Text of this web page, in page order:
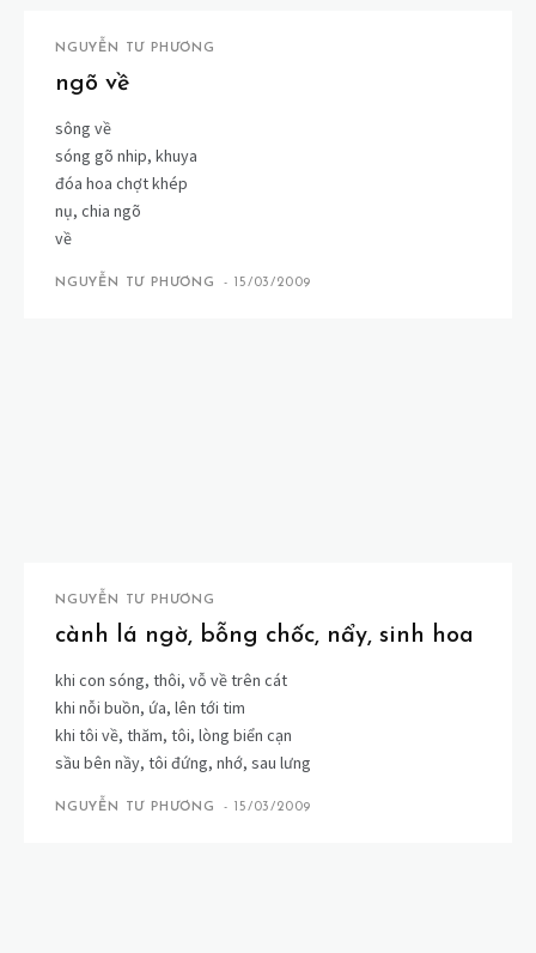
NGUYỄN TƯ PHƯƠNG
ngõ về
sông về
sóng gõ nhip, khuya
đóa hoa chợt khép
nụ, chia ngõ
về
NGUYỄN TƯ PHƯƠNG - 15/03/2009
NGUYỄN TƯ PHƯƠNG
cành lá ngờ, bỗng chốc, nẩy, sinh hoa
khi con sóng, thôi, vỗ về trên cát
khi nỗi buồn, ứa, lên tới tim
khi tôi về, thăm, tôi, lòng biển cạn
sầu bên nầy, tôi đứng, nhớ, sau lưng
NGUYỄN TƯ PHƯƠNG - 15/03/2009